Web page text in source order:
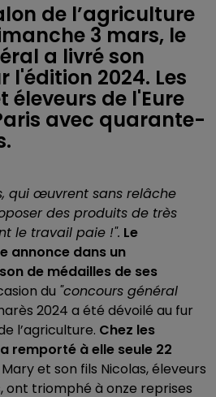
de l’agriculture
3 mars, le
a livré son
l'édition 2024. Les
éleveurs de l'Eure
avec quarante-
qui œuvrent sans relâche
des produits de très
le travail paie !". Le
annonce dans un
de médailles de ses
du "concours général
2024 a été dévoilé au fur
l’agriculture. Chez les
remporté à elle seule 22
et son fils Nicolas, éleveurs
triomphé à onze reprises